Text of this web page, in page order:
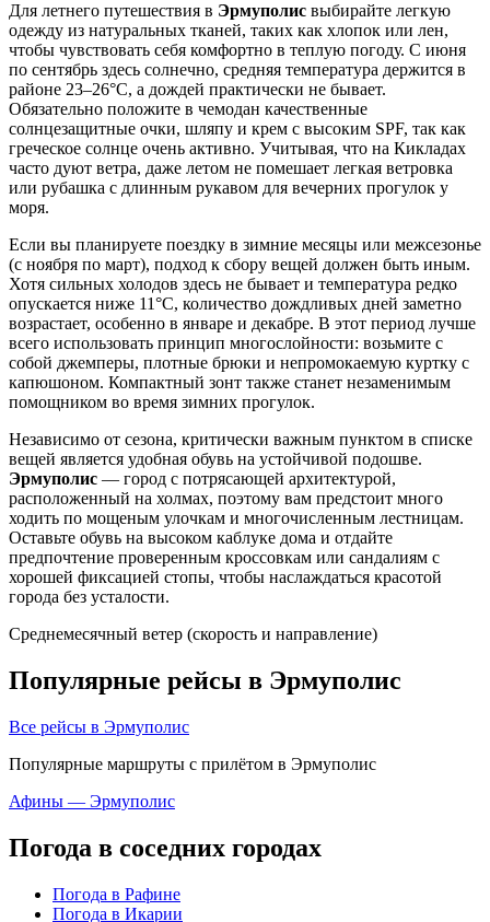
Для летнего путешествия в Эрмуполис выбирайте легкую
одежду из натуральных тканей, таких как хлопок или лен,
чтобы чувствовать себя комфортно в теплую погоду. С июня
по сентябрь здесь солнечно, средняя температура держится в
районе 23–26°C, а дождей практически не бывает.
Обязательно положите в чемодан качественные
солнцезащитные очки, шляпу и крем с высоким SPF, так как
греческое солнце очень активно. Учитывая, что на Кикладах
часто дуют ветра, даже летом не помешает легкая ветровка
или рубашка с длинным рукавом для вечерних прогулок у
моря.
Если вы планируете поездку в зимние месяцы или межсезонье
(с ноября по март), подход к сбору вещей должен быть иным.
Хотя сильных холодов здесь не бывает и температура редко
опускается ниже 11°C, количество дождливых дней заметно
возрастает, особенно в январе и декабре. В этот период лучше
всего использовать принцип многослойности: возьмите с
собой джемперы, плотные брюки и непромокаемую куртку с
капюшоном. Компактный зонт также станет незаменимым
помощником во время зимних прогулок.
Независимо от сезона, критически важным пунктом в списке
вещей является удобная обувь на устойчивой подошве.
Эрмуполис — город с потрясающей архитектурой,
расположенный на холмах, поэтому вам предстоит много
ходить по мощеным улочкам и многочисленным лестницам.
Оставьте обувь на высоком каблуке дома и отдайте
предпочтение проверенным кроссовкам или сандалиям с
хорошей фиксацией стопы, чтобы наслаждаться красотой
города без усталости.
Среднемесячный ветер (скорость и направление)
Популярные рейсы в Эрмуполис
Все рейсы в Эрмуполис
Популярные маршруты с прилётом в Эрмуполис
Афины — Эрмуполис
Погода в соседних городах
Погода в Рафине
Погода в Икарии